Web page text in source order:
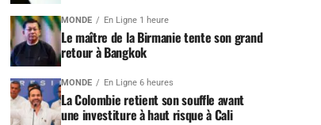
MONDE En Ligne 1 heure
Le maître de la Birmanie tente son grand
retour à Bangkok
MONDE En Ligne 6 heures
La Colombie retient son souffle avant
une investiture à haut risque à Cali